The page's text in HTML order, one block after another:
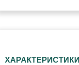
ХАРАКТЕРИСТИКИ